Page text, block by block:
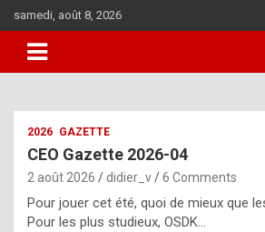
to
content
samedi, août 8, 2026
i
2026 GAZETTE
CEO Gazette 2026-04
2 août 2026 didier_v 6 Comments
Pour jouer cet été, quoi de mieux que
Pour les plus studieux, OSDK…